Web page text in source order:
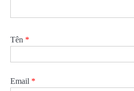
Tên *
Email *